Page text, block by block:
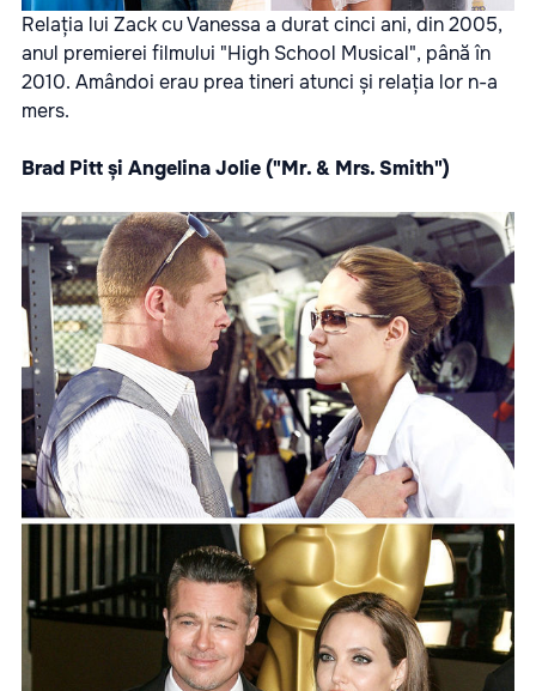
Relația lui Zack cu Vanessa a durat cinci ani, din 2005,
anul premierei filmului "High School Musical", până în
2010. Amândoi erau prea tineri atunci și relația lor n-a
mers.
Brad Pitt și Angelina Jolie ("Mr. & Mrs. Smith")